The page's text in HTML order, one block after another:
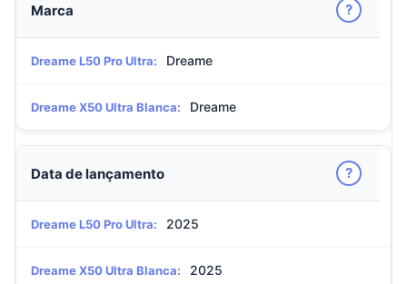
Marca ?
Dreame L50 Pro Ultra: Dreame
Dreame X50 Ultra Blanca: Dreame
Data de lançamento ?
Dreame L50 Pro Ultra: 2025
Dreame X50 Ultra Blanca: 2025